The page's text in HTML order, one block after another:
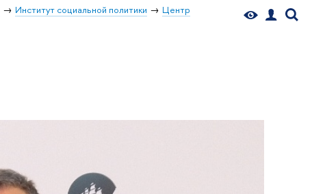
Институт социальной политики
Центр